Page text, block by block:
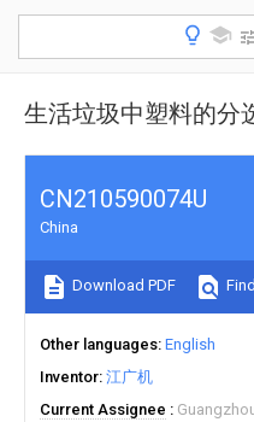
生活垃圾中塑料的分
CN210590074U
China
Download PDF
Other languages English
Inventor 江广机
Current Assignee